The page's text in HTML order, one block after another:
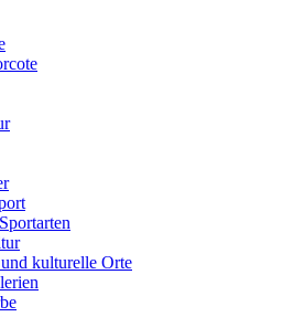
kulturelle Orte